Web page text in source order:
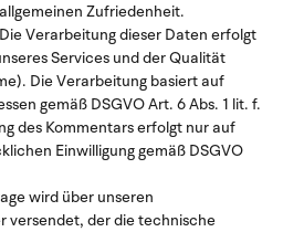
Zufriedenheit.
Die Verarbeitung dieser Daten erfolgt
Services und der Qualität
Die Verarbeitung basiert auf
gemäß DSGVO Art. 6 Abs. 1 lit. f.
des Kommentars erfolgt nur auf
Einwilligung gemäß DSGVO
wird über unseren
versendet, der die technische